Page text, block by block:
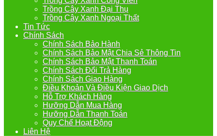
Trồng Cây Xanh Đại Thụ
Trồng Cây Xanh Ngoại Thất
Tin Tức
Chính Sách
Chính Sách Bảo Hành
Chính Sách Bảo Mật Chia Sẻ Thông Tin
Chính Sách Bảo Mật Thanh Toán
Chính Sách Đổi Trả Hàng
Chính Sách Giao Hàng
Điều Khoản Và Điều Kiện Giao Dịch
Hỗ Trợ Khách Hàng
Hưỡng Dẫn Mua Hàng
Hưỡng Dẫn Thanh Toán
Quy Chế Hoạt Động
Liên Hệ